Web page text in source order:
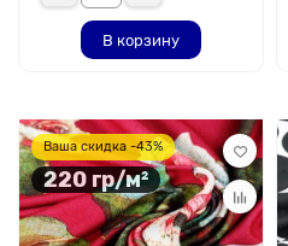
В корзину
Ваша скидка -43%
220 гр/м²